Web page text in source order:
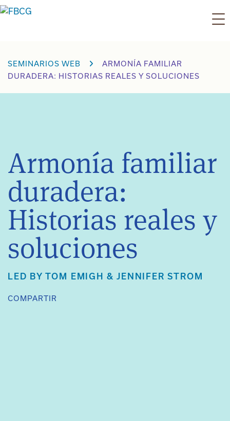
Ir
SEMINARIOS WEB
ARMONÍA FAMILIAR
DURADERA: HISTORIAS REALES Y SOLUCIONES
Armonía familiar
duradera:
Historias reales y
soluciones
LED BY TOM EMIGH & JENNIFER STROM
COMPARTIR